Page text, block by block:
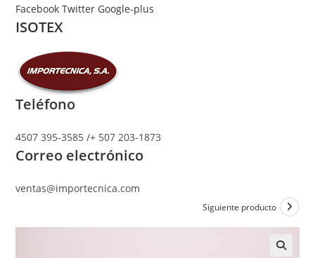
FacebookTwitter Google-plus
ISOTEX
Teléfono
4507 395-3585 /+ 507 203-1873
Correo electrónico
ventas@importecnica.com
Siguiente producto